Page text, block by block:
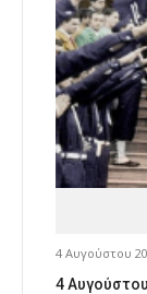
4 Αυγούστου
4